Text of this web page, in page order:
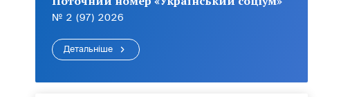
№ 2 (97) 2026
Детальніше